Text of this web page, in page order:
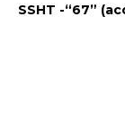
SSHT -“67”